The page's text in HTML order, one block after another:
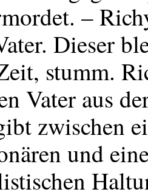
–
Dieser
stumm.
Vater aus
zwischen
und